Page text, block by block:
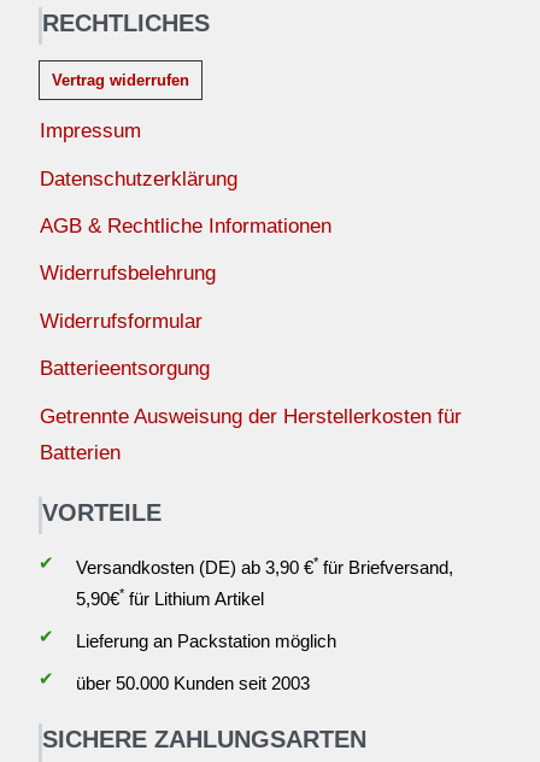
RECHTLICHES
Vertrag widerrufen
Impressum
Datenschutzerklärung
AGB & Rechtliche Informationen
Widerrufsbelehrung
Widerrufsformular
Batterieentsorgung
Getrennte Ausweisung der Herstellerkosten für
Batterien
VORTEILE
✔ Versandkosten (DE) ab 3,90 €*für Briefversand,
5,90€*für Lithium Artikel
✔
Lieferung an Packstation möglich
✔
über 50.000 Kunden seit 2003
SICHERE ZAHLUNGSARTEN